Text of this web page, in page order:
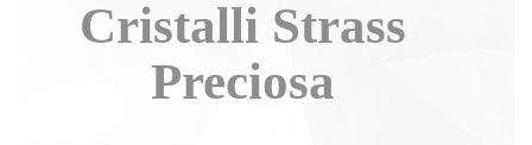
Cristalli Strass
Preciosa